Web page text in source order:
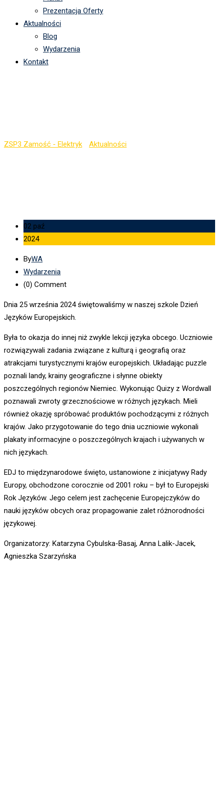
Prezentacja Oferty
Aktualności
Blog
Wydarzenia
Kontakt
ZSP3 Zamość - Elektryk Aktualności
02 paź
2024
ByWA
Wydarzenia
(0) Comment
Dnia 25 września 2024 świętowaliśmy w naszej szkole Dzień
Języków Europejskich.
Była to okazja do innej niż zwykle lekcji języka obcego. Uczniowie
rozwiązywali zadania związane z kulturą i geografią oraz
atrakcjami turystycznymi krajów europejskich. Układając puzzle
poznali landy, krainy geograficzne i słynne obiekty
poszczególnych regionów Niemiec. Wykonując Quizy z Wordwall
poznawali zwroty grzecznościowe w różnych językach. Mieli
również okazję spróbować produktów pochodzącymi z różnych
krajów. Jako przygotowanie do tego dnia uczniowie wykonali
plakaty informacyjne o poszczególnych krajach i używanych w
nich językach.
EDJ to międzynarodowe święto, ustanowione z inicjatywy Rady
Europy, obchodzone corocznie od 2001 roku – był to Europejski
Rok Języków. Jego celem jest zachęcenie Europejczyków do
nauki języków obcych oraz propagowanie zalet różnorodności
językowej.
Organizatorzy: Katarzyna Cybulska-Basaj, Anna Lalik-Jacek,
Agnieszka Szarzyńska